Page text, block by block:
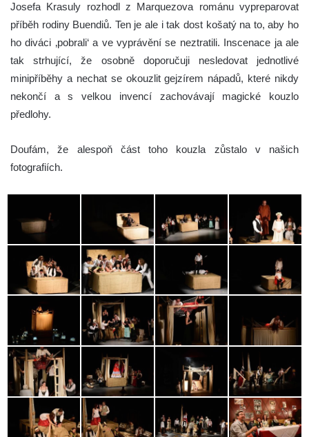
Josefa Krasuly rozhodl z Marquezova románu vypreparovat
příběh rodiny Buendiů. Ten je ale i tak dost košatý na to, aby ho
ho diváci ‚pobrali‘ a ve vyprávění se neztratili. Inscenace ja ale
tak strhující, že osobně doporučuji nesledovat jednotlivé
minipříběhy a nechat se okouzlit gejzírem nápadů, které nikdy
nekončí a s velkou invencí zachovávají magické kouzlo
předlohy.
Doufám, že alespoň část toho kouzla zůstalo v našich
fotografiích.